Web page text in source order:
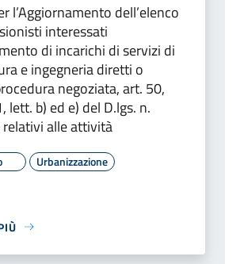
l’Aggiornamento dell’elenco
interessati
di incarichi di servizi di
e ingegneria diretti o
negoziata, art. 50,
lett. b) ed e) del D.lgs. n.
alle attività
Urbanizzazione